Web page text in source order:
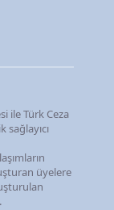
ile Türk Ceza
sağlayıcı
üyelere